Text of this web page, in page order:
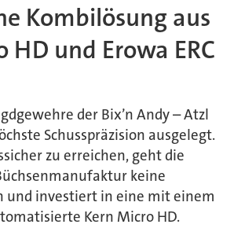
Kombilösung aus
HD und Erowa ERC
der Bix’n Andy – Atzl
Schusspräzision ausgelegt.
zu erreichen, geht die
keine
und investiert in eine mit einem
Kern Micro HD.